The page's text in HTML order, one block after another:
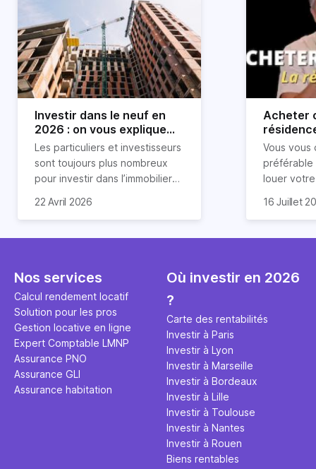
Investir dans le neuf en
2026 : on vous explique
tout !
Les particuliers et investisseurs
sont toujours plus nombreux
pour investir dans l’immobilier
nombreux avantages à choisir
expliquons tout dans cet
22 Avril 2026
Acheter
règle
révélée
Vous vous
préférable
louer
expert en
règle
ce secret
l'argent
principale
études et
16 Juillet
Nos services
Calcul rendement locatif
Solution pour les pros
Gestion locative en ligne
Expert Comptable LMNP
Assurance PNO
Assurance GLI
Assurance habitation
Où investir en 2026
?
Carte des rentabilités
Investir à Paris
Investir à Lyon
Investir à Marseille
Investir à Bordeaux
Investir à Lille
Investir à Toulouse
Investir à Nantes
Investir à Rouen
Biens rentables